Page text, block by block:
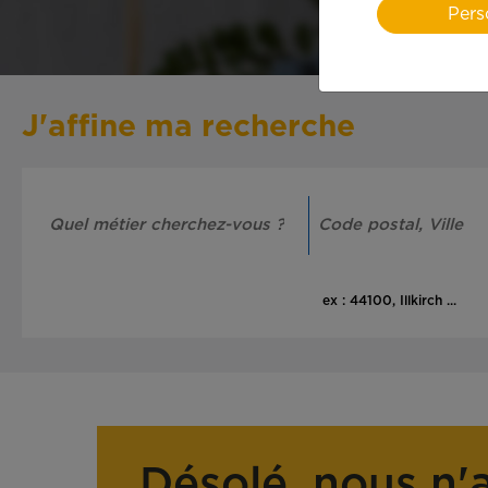
J'affine ma recherche
ex : 44100, Illkirch ...